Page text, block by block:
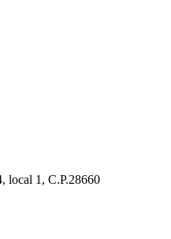
local 1, C.P.28660